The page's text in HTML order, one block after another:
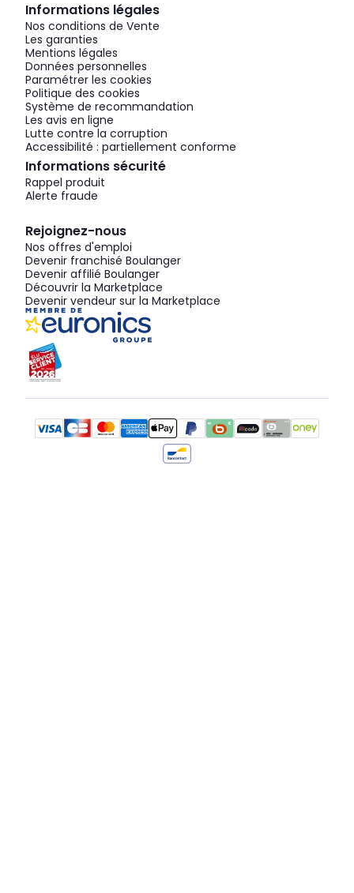
Informations légales
Nos conditions de Vente
Les garanties
Mentions légales
Données personnelles
Paramétrer les cookies
Politique des cookies
Système de recommandation
Les avis en ligne
Lutte contre la corruption
Accessibilité : partiellement conforme
Informations sécurité
Rappel produit
Alerte fraude
Rejoignez-nous
Nos offres d'emploi
Devenir franchisé Boulanger
Devenir affilié Boulanger
Découvrir la Marketplace
Devenir vendeur sur la Marketplace